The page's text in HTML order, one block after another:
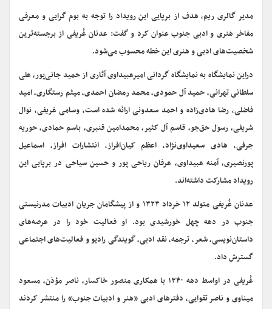
مدیر گالری ریم، هدف از برپایی این رویداد را توجه به بوم‌ گرایی و معرفی
مفاخر هنری و ادبی جنوب عنوان کرد و گفت: عدنان غُریفی از برجسته‌ترین
شخصیت‌های ادبی و هنری این خطه محسوب می‌شود.
دراین نمایشگاه به نمایشگاه‌ گردانی امیرعبیداوی آثاری از حمید جانی‌پور، علی
سلطانی تهرانی، حمید آل حمودی، محمد رمضان احمدی، میثم رستگاری، امید
فاضلی، رضا هادی‌زاده و احمد سعدونی ارائه شده است، وسامی غریفی، نوال
شریفی، رسول حق‌جو، قاسم آل کثیر، محمدامین قنبری، باسم حمادی، حوریه
جرفی، هادی سعیداوی‌نژاد، اعظم کیان‌افراز، انتشارات افراز، اسماعیل
پورنصیری، آمنه عبیداوی، عرفان ریاحی پور و حسین سیاحی در برپایی این
رویداد مشارکت داشته‌اند.
عدنان غُریفی متولد ۱۲ خرداد ۱۳۲۳ و از پیشگامان جریان ادبیات مدرنیستی
جنوب در دهه چهل خورشیدی بود. او فعالیت خود را در عرصه‌های
داستان‌نویسی، شعر، ترجمه، نقد ادبی، گویندگی رادیو و فعالیت‌های اجتماعی
گسترش داد.
غُریفی در اواسط دهه ۱۳۴۰ با همکاری منصور خاکسار، ناصر مؤذن، مسعود
میناوی و ناصر تقوایی، دفترهای ادبی «هنر و ادبیات جنوب» را منتشر کردند